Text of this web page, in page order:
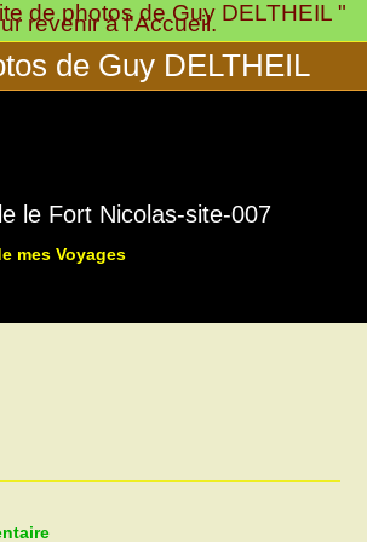
de photos de Guy DELTHEIL "
revenir à l'Accueil.
de Guy DELTHEIL
le Fort Nicolas-site-007
mes Voyages